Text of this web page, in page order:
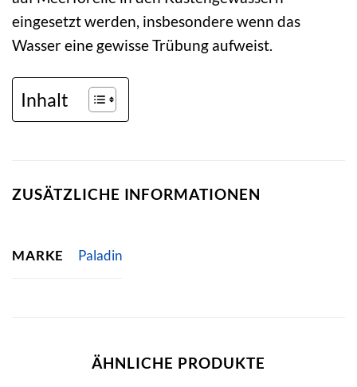
eingesetzt werden, insbesondere wenn das
Wasser eine gewisse Trübung aufweist.
Inhalt
ZUSÄTZLICHE INFORMATIONEN
MARKE Paladin
ÄHNLICHE PRODUKTE